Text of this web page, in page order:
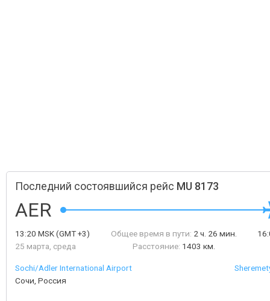
Последний состоявшийся рейс MU 8173
AER
13:20 MSK(GMT +3)
25 марта, среда
Общее время в пути: 2 ч. 26 мин.
Расстояние: 1403 км.
Sochi/Adler International Airport
Сочи, Россия